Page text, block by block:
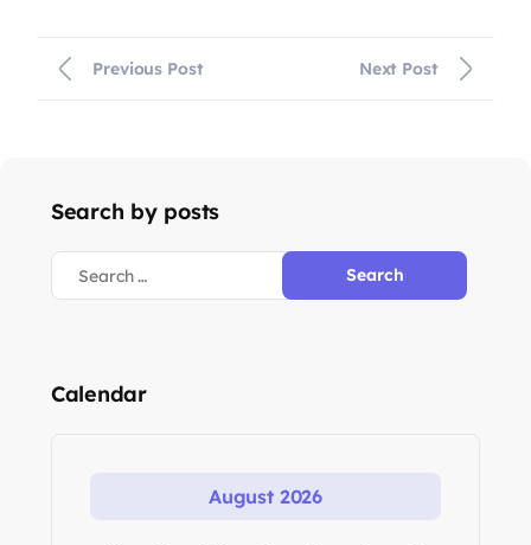
Previous Post Next Post
Search by posts
Calendar
August 2026